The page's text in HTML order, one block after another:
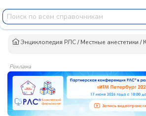
Энциклопедия РЛС/Местные анестетики /
Реклама